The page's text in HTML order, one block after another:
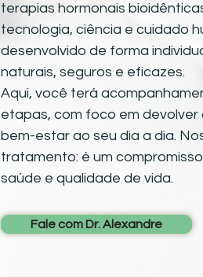
terapias hormonais
tecnologia, ciência e cuidado
desenvolvido de forma
naturais, seguros e eficazes.
Aqui, você terá
etapas, com foco em devolver
bem-estar ao seu dia a dia.
tratamento: é um
saúde e qualidade de vida.
Fale com Dr. Alexandre